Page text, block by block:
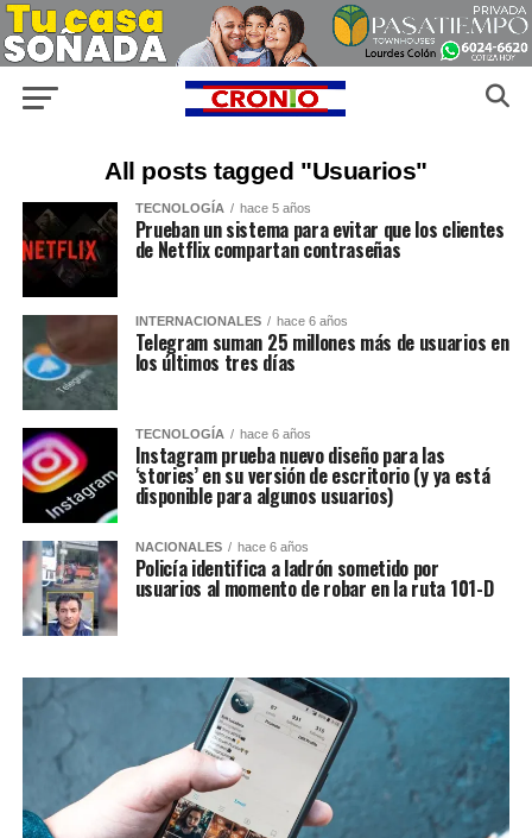
All posts tagged "Usuarios"
TECNOLOGÍA hace 5 años
Prueban un sistema para evitar que los clientes
de Netflix compartan contraseñas
INTERNACIONALES hace 6 años
Telegram suman 25 millones más de usuarios en
los últimos tres días
TECNOLOGÍA hace 6 años
Instagram prueba nuevo diseño para las
‘stories’ en su versión de escritorio (y ya está
disponible para algunos usuarios)
NACIONALES hace 6 años
Policía identifica a ladrón sometido por
usuarios al momento de robar en la ruta 101-D